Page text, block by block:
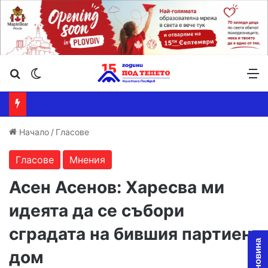
Търсене ...
Начало / Гласове
Гласове Мнения
Асен Асенов: Харесва ми
идеята да се събори
сградата на бившия партиен
дом